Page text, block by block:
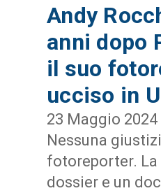
Andy
anni dopo
il suo
ucciso in
23 Maggio
Nessuna
fotoreporter. La
dossier e un